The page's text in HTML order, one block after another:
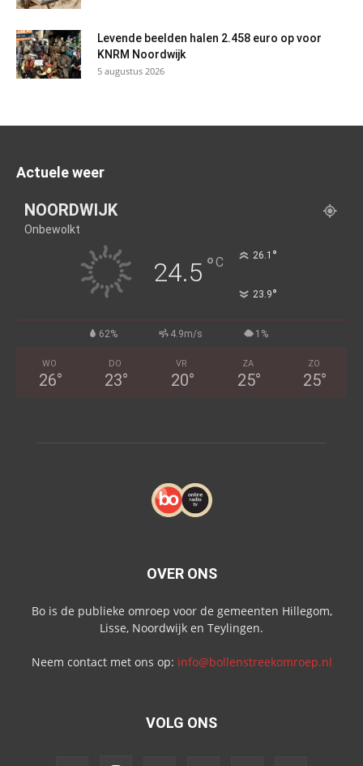
Levende beelden halen 2.458 euro op voor
KNRM Noordwijk
5 augustus 2026
Actuele weer
NOORDWIJK
Onbewolkt
24.5 °C 26.1 °
23.9°
62% 4.9m/s 1%
WO
26°
DO
23°
VR
20°
ZA
25°
ZO
25°
OVER ONS
Bo is de publieke omroep voor de gemeenten Hillegom,
Lisse, Noordwijk en Teylingen.
Neem contact met ons op: info@bollenstreekomroep.nl
VOLG ONS